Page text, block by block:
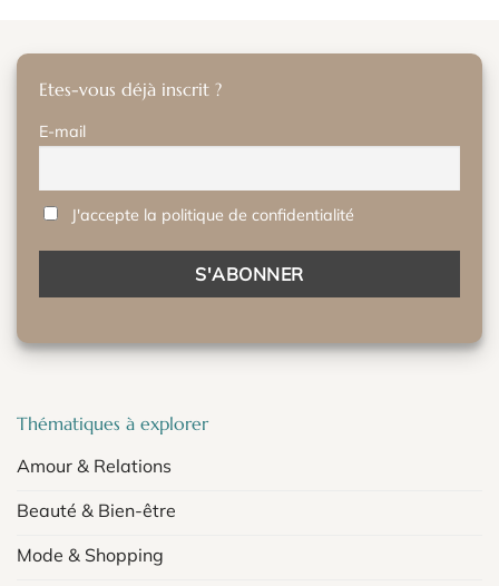
Etes-vous déjà inscrit ?
E-mail
J'accepte la politique de confidentialité
Thématiques à explorer
Amour & Relations
Beauté & Bien-être
Mode & Shopping